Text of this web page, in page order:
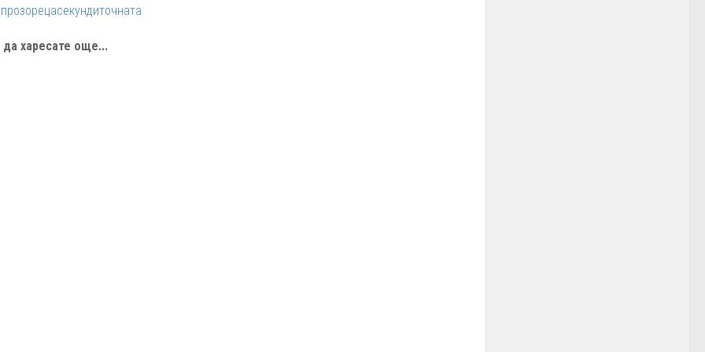
прозорецасекундиточната
харесате още...